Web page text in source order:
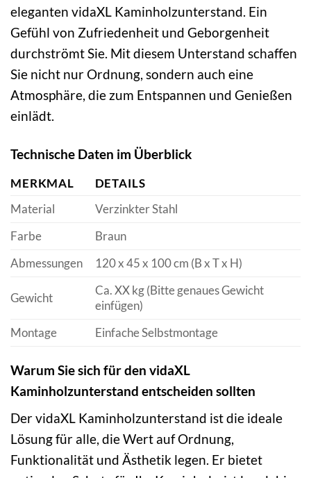
eleganten vidaXL Kaminholzunterstand. Ein
Gefühl von Zufriedenheit und Geborgenheit
durchströmt Sie. Mit diesem Unterstand schaffen
Sie nicht nur Ordnung, sondern auch eine
Atmosphäre, die zum Entspannen und Genießen
einlädt.
Technische Daten im Überblick
MERKMAL
DETAILS
Material
Verzinkter Stahl
Farbe
Braun
Abmessungen
120 x 45 x 100 cm (B x T x H)
Gewicht
Ca. XX kg (Bitte genaues Gewicht
einfügen)
Montage
Einfache Selbstmontage
Warum Sie sich für den vidaXL
Kaminholzunterstand entscheiden sollten
Der vidaXL Kaminholzunterstand ist die ideale
Lösung für alle, die Wert auf Ordnung,
Funktionalität und Ästhetik legen. Er bietet